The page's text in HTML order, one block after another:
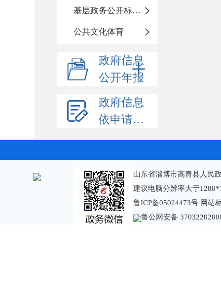
基层政务公开标准化规范化
公共文化体育
政府信息
公开年报
政府信息
依申请公开
山东省淄博市高青县人民
建议电脑分辨率大于
鲁ICP备05024473号 网站
鲁公网安备